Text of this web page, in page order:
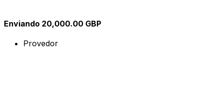
Enviando 20,000.00 GBP
Provedor